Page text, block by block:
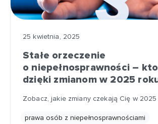
25 kwietnia, 2025
Stałe orzeczenie
o niepełnosprawności –
dzięki zmianom w 2025
Zobacz, jakie zmiany czekają Cię w 2025
prawa osób z niepełnosprawnościami